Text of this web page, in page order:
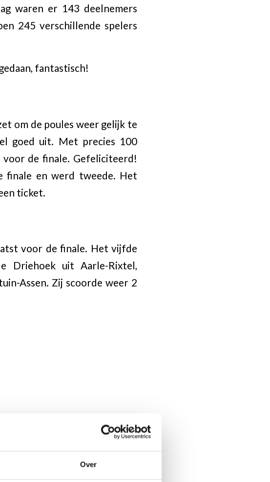
Over
waren er 143 deelnemers
245 verschillende spelers
fantastisch!
om de poules weer gelijk te
goed uit. Met precies 100
de finale. Gefeliciteerd!
finale en werd tweede. Het
ticket.
voor de finale. Het vijfde
Driehoek uit Aarle-Rixtel,
Assen. Zij scoorde weer 2